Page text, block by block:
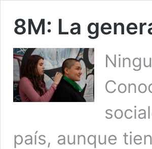
8M: La
país, aunque